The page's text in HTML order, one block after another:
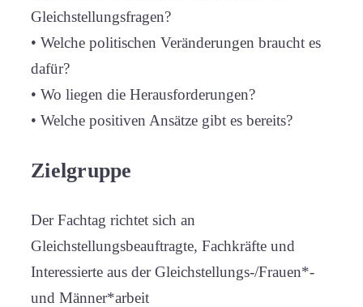
Gleichstellungsfragen?
• Welche politischen Veränderungen braucht es
dafür?
• Wo liegen die Herausforderungen?
• Welche positiven Ansätze gibt es bereits?
Zielgruppe
Der Fachtag richtet sich an
Gleichstellungsbeauftragte, Fachkräfte und
Interessierte aus der Gleichstellungs-/Frauen*-
und Männer*arbeit